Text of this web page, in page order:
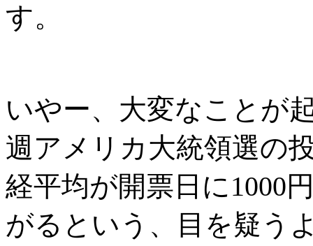
す。
いやー、大変なことが
週アメリカ大統領選の
経平均が開票日に1000
がるという、目を疑う